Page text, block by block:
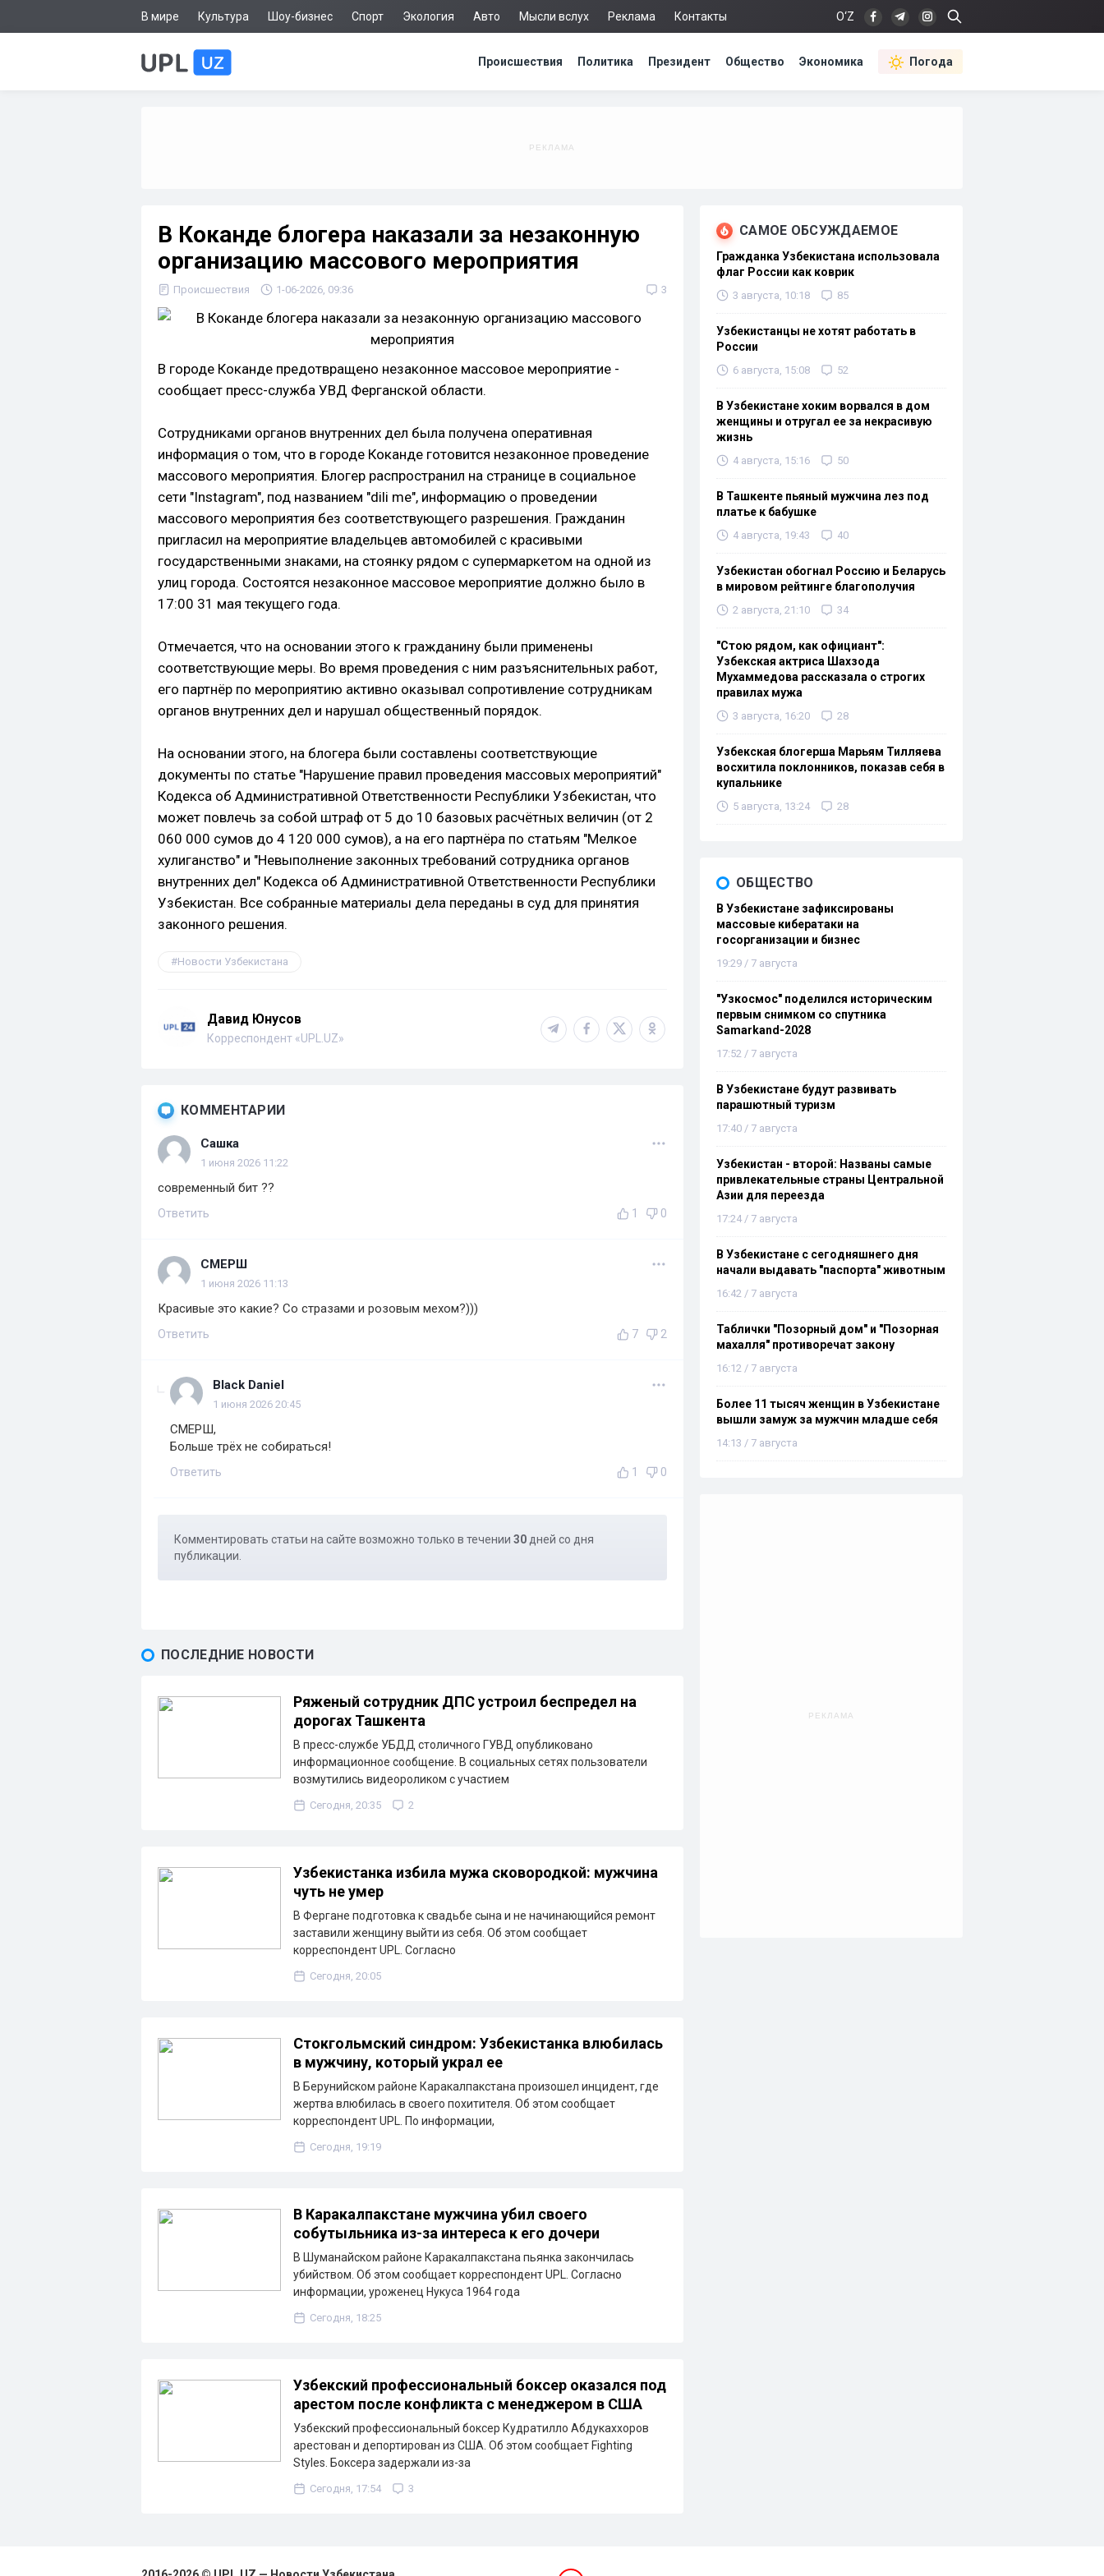
В мире Культура Шоу-бизнес Спорт Экология Авто Мысли вслух Реклама Контакты O‘Z
Происшествия Политика Президент Общество Экономика Погода
В Коканде блогера наказали за незаконную
организацию массового мероприятия
Происшествия 1-06-2026, 09:36 3
В городе Коканде предотвращено незаконное массовое мероприятие -
сообщает пресс-служба УВД Ферганской области.
Сотрудниками органов внутренних дел была получена оперативная
информация о том, что в городе Коканде готовится незаконное проведение
массового мероприятия. Блогер распространил на странице в социальное
сети "Instagram", под названием "dili me", информацию о проведении
массового мероприятия без соответствующего разрешения. Гражданин
пригласил на мероприятие владельцев автомобилей с красивыми
государственными знаками, на стоянку рядом с супермаркетом на одной из
улиц города. Состоятся незаконное массовое мероприятие должно было в
17:00 31 мая текущего года.
Отмечается, что на основании этого к гражданину были применены
соответствующие меры. Во время проведения с ним разъяснительных работ,
его партнёр по мероприятию активно оказывал сопротивление сотрудникам
органов внутренних дел и нарушал общественный порядок.
На основании этого, на блогера были составлены соответствующие
документы по статье "Нарушение правил проведения массовых мероприятий"
Кодекса об Административной Ответственности Республики Узбекистан, что
может повлечь за собой штраф от 5 до 10 базовых расчётных величин (от 2
060 000 сумов до 4 120 000 сумов), а на его партнёра по статьям "Мелкое
хулиганство" и "Невыполнение законных требований сотрудника органов
внутренних дел" Кодекса об Административной Ответственности Республики
Узбекистан. Все собранные материалы дела переданы в суд для принятия
законного решения.
Новости Узбекистана
Давид Юнусов
Корреспондент «UPL.UZ»
КОММЕНТАРИИ
Сашка
1 июня 2026 11:22
современный бит ??
Ответить 1 0
СМЕРШ
1 июня 2026 11:13
Красивые это какие? Со стразами и розовым мехом?)))
Ответить 7 2
Black Daniel
1 июня 2026 20:45
СМЕРШ,
Больше трёх не собираться!
Ответить 1 0
Комментировать статьи на сайте возможно только в течении 30 дней со дня
публикации.
ПОСЛЕДНИЕ НОВОСТИ
Ряженый сотрудник ДПС устроил беспредел на
дорогах Ташкента
В пресс-службе УБДД столичного ГУВД опубликовано
информационное сообщение. В социальных сетях пользователи
возмутились видеороликом с участием
Сегодня, 20:35 2
Узбекистанка избила мужа сковородкой: мужчина
чуть не умер
В Фергане подготовка к свадьбе сына и не начинающийся ремонт
заставили женщину выйти из себя. Об этом сообщает
корреспондент UPL. Согласно
Сегодня, 20:05
Стокгольмский синдром: Узбекистанка влюбилась
в мужчину, который украл ее
В Берунийском районе Каракалпакстана произошел инцидент, где
жертва влюбилась в своего похитителя. Об этом сообщает
корреспондент UPL. По информации,
Сегодня, 19:19
В Каракалпакстане мужчина убил своего
собутыльника из-за интереса к его дочери
В Шуманайском районе Каракалпакстана пьянка закончилась
убийством. Об этом сообщает корреспондент UPL. Согласно
информации, уроженец Нукуса 1964 года
Сегодня, 18:25
Узбекский профессиональный боксер оказался под
арестом после конфликта с менеджером в США
Узбекский профессиональный боксер Кудратилло Абдукаххоров
арестован и депортирован из США. Об этом сообщает Fighting
Styles. Боксера задержали из-за
Сегодня, 17:54 3
САМОЕ ОБСУЖДАЕМОЕ
Гражданка Узбекистана использовала
флаг России как коврик
3 августа, 10:18 85
Узбекистанцы не хотят работать в
России
6 августа, 15:08 52
В Узбекистане хоким ворвался в дом
женщины и отругал ее за некрасивую
жизнь
4 августа, 15:16 50
В Ташкенте пьяный мужчина лез под
платье к бабушке
4 августа, 19:43 40
Узбекистан обогнал Россию и Беларусь
в мировом рейтинге благополучия
2 августа, 21:10 34
"Стою рядом, как официант":
Узбекская актриса Шахзода
Мухаммедова рассказала о строгих
правилах мужа
3 августа, 16:20 28
Узбекская блогерша Марьям Тилляева
восхитила поклонников, показав себя в
купальнике
5 августа, 13:24 28
ОБЩЕСТВО
В Узбекистане зафиксированы
массовые кибератаки на
госорганизации и бизнес
19:29 / 7 августа
"Узкосмос" поделился историческим
первым снимком со спутника
Samarkand-2028
17:52 / 7 августа
В Узбекистане будут развивать
парашютный туризм
17:40 / 7 августа
Узбекистан - второй: Названы самые
привлекательные страны Центральной
Азии для переезда
17:24 / 7 августа
В Узбекистане с сегодняшнего дня
начали выдавать "паспорта" животным
16:42 / 7 августа
Таблички "Позорный дом" и "Позорная
махалля" противоречат закону
16:12 / 7 августа
Более 11 тысяч женщин в Узбекистане
вышли замуж за мужчин младше себя
14:13 / 7 августа